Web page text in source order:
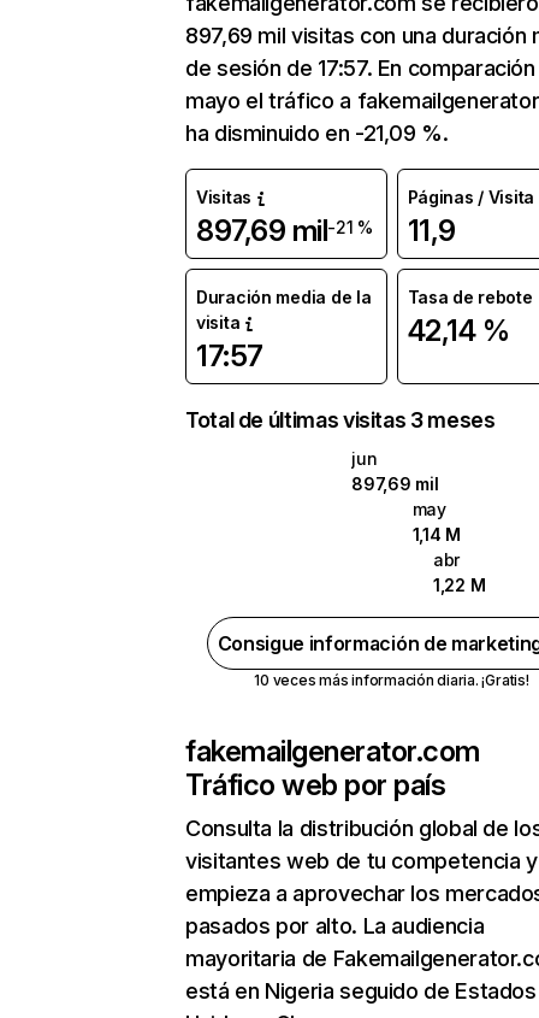
897,69 mil visitas con una duración
de sesión de 17:57. En
mayo el tráfico a
ha disminuido en -21,09 %.
Visitas
897,69 mil-21 %
Páginas / Visita
11,9
Duración media de la
visita
17:57
Tasa de rebote
42,14 %
Total de últimas visitas 3 meses
jun
897,69 mil
may
1,14 M
abr
1,22 M
Consigue información de
10 veces más información diaria. ¡Gratis!
fakemailgenerator.com
Tráfico web por país
Consulta la distribución global de
visitantes web de tu competencia y
empieza a aprovechar los
pasados por alto. La audiencia
mayoritaria de
está en Nigeria seguido de Estados